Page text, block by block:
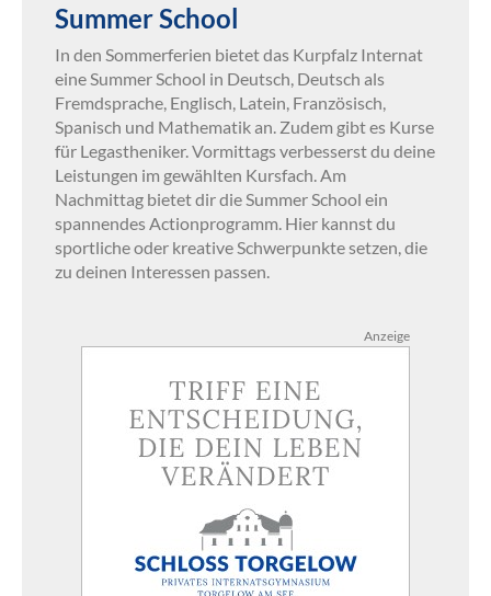
Summer School
In den Sommerferien bietet das Kurpfalz Internat
eine Summer School in Deutsch, Deutsch als
Fremdsprache, Englisch, Latein, Französisch,
Spanisch und Mathematik an. Zudem gibt es Kurse
für Legastheniker. Vormittags verbesserst du deine
Leistungen im gewählten Kursfach. Am
Nachmittag bietet dir die Summer School ein
spannendes Actionprogramm. Hier kannst du
sportliche oder kreative Schwerpunkte setzen, die
zu deinen Interessen passen.
Anzeige